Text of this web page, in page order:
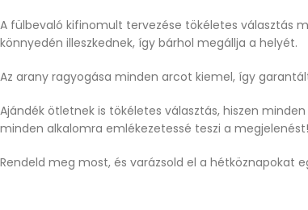
A fülbevaló kifinomult tervezése tökéletes választás
könnyedén illeszkednek, így bárhol megállja a helyét.
Az arany ragyogása minden arcot kiemel, így
Ajándék ötletnek is tökéletes választás, hiszen
minden alkalomra emlékezetessé teszi a megjelenést!
Rendeld meg most, és varázsold el a hétköznapokat